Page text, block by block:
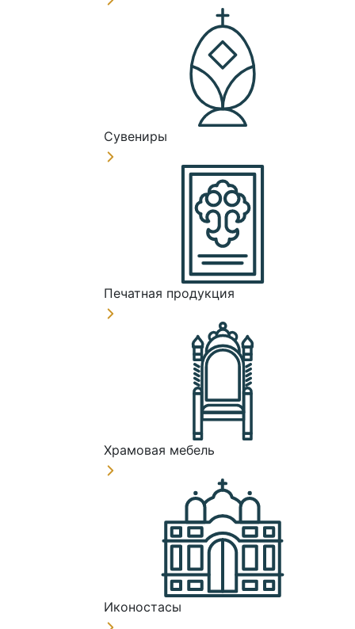
Сувениры
Печатная продукция
Храмовая мебель
Иконостасы